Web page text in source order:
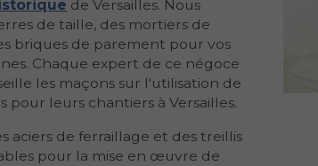
de Versailles. Nous
de taille, des mortiers de
briques de parement pour vos
Chaque expert de ce négoce
les maçons sur l'utilisation de
pour leurs chantiers à Versailles.
aciers de ferraillage et des treillis
pour la mise en œuvre de